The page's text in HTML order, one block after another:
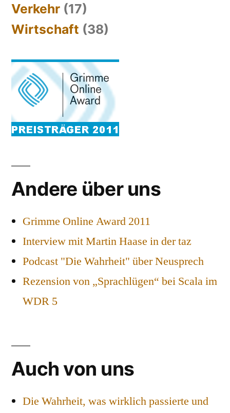
Verkehr (17)
Wirtschaft (38)
Andere über uns
Grimme Online Award 2011
Interview mit Martin Haase in der taz
Podcast "Die Wahrheit" über Neusprech
Rezension von „Sprachlügen“ bei Scala im
WDR 5
Auch von uns
Die Wahrheit, was wirklich passierte und